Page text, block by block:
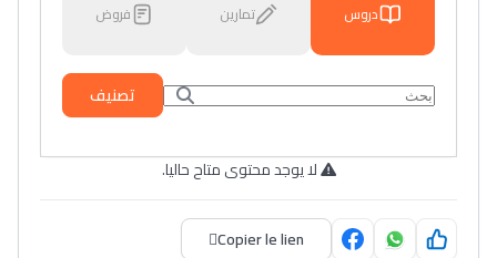
دروس تمارين فروض
تصنيف
لا يوجد محتوى متاح حاليا.
Copier le lien